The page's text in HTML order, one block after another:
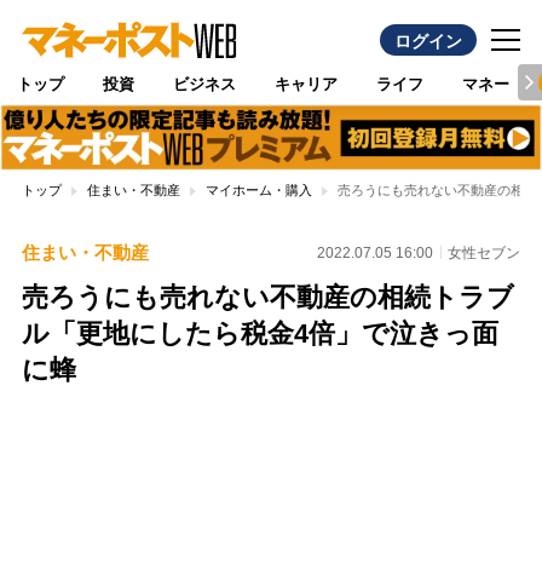
ログイン
トップ 投資 ビジネス キャリア ライフ マネー
トップ 住まい・不動産 マイホーム・購入 売ろうにも売れない不動産の相
住まい・不動産 2022.07.05 16:00 女性セブン
売ろうにも売れない不動産の相続トラブ
ル「更地にしたら税金4倍」で泣きっ面
に蜂